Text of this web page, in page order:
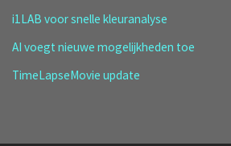
i1LAB voor snelle kleuranalyse
AI voegt nieuwe mogelijkheden toe
TimeLapseMovie update